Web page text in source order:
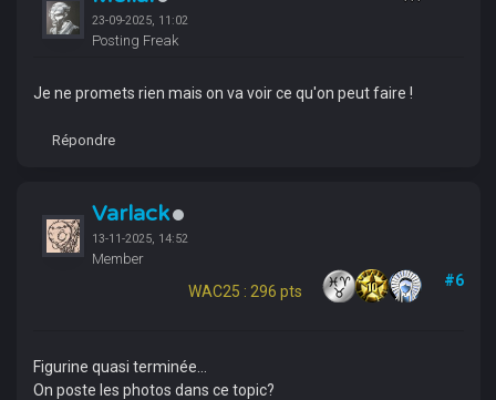
23-09-2025, 11:02
Posting Freak
Je ne promets rien mais on va voir ce qu'on peut faire !
Répondre
Varlack
13-11-2025, 14:52
Member
WAC25 : 296 pts
#6
Figurine quasi terminée...
On poste les photos dans ce topic?